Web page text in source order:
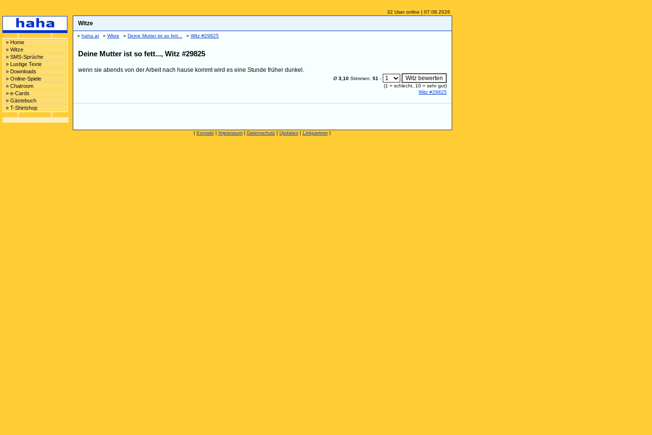
» Home
» Witze
» SMS-Sprüche
» Lustige Texte
» Downloads
» Online-Spiele
» Chatroom
» e-Cards
» Gästebuch
» T-Shirtshop
32 User online | 07.08.2026
Witze
» haha.at » Witze » Deine Mutter ist so fett... » Witz #29825
Deine Mutter ist so fett..., Witz #29825
wenn sie abends von der Arbeit nach hause kommt wird es eine Stunde früher dunkel.
Ø 3,10 Stimmen: 51 -
(1 = schlecht, 10 = sehr gut)
Witz #29825
| Kontakt| Impressum| Datenschutz| Updates| Linkpartner|